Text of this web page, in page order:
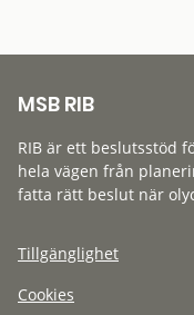
MSB RIB
RIB är ett beslutsstöd
hela vägen från
fatta rätt beslut när
Tillgänglighet
Cookies